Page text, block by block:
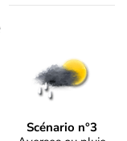
Scénario n°3